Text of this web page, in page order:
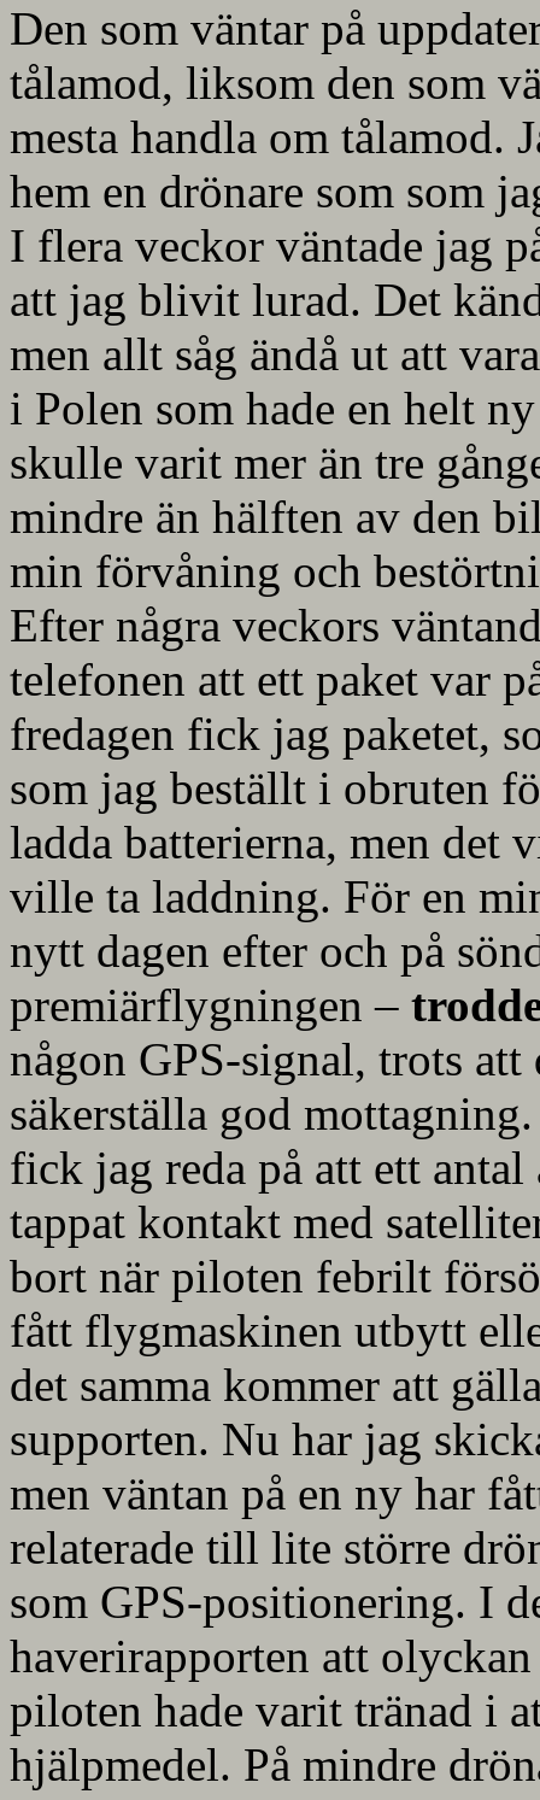
Den som väntar på
tålamod, liksom den som
mesta handla om tålamod.
hem en drönare som som
I flera veckor väntade jag
att jag blivit lurad. Det
men allt såg ändå ut att
i Polen som hade en helt
skulle varit mer än tre
mindre än hälften av den
min förvåning och
Efter några veckors
telefonen att ett paket var
fredagen fick jag paketet,
som jag beställt i obruten
ladda batterierna, men det
ville ta laddning. För en
nytt dagen efter och på
premiärflygningen –
någon GPS-signal, trots
säkerställa god
fick jag reda på att ett
tappat kontakt med
bort när piloten febrilt
fått flygmaskinen utbytt
det samma kommer att
supporten. Nu har jag
men väntan på en ny har
relaterade till lite större
som GPS-positionering. I
haverirapporten att
piloten hade varit tränad i
hjälpmedel. På mindre